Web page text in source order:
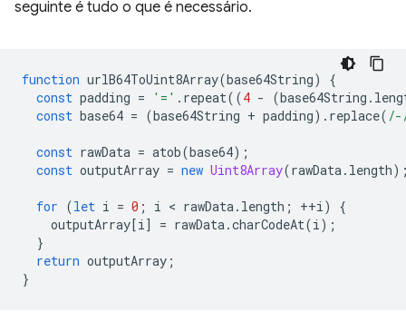
seguinte é tudo o que é necessário.
function urlB64ToUint8Array(base64String)
{
const padding = '=' . repeat((4 - (base64String .
const base64 = (base64String + padding). replace(
const rawData = atob(base64);
const outputArray = new Uint8Array(rawData. length
for (let i = 0 ; i < rawData. length ; ++i)
{
outputArray[i] = rawData.charCodeAt(i);
}
return outputArray ;
}